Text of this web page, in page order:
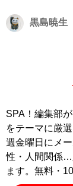
黒島暁生
ィに寄り添い、
中。Twitter：
MySPA!会員だけ
インタビュー
・
【独自】
職」と唸るワケ
SPA！編集部
をテーマに厳
週金曜日にメ
性・人間関係…
ます。無料・